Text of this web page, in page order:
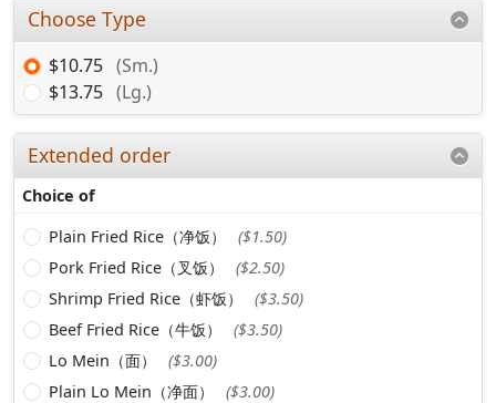
Choose Type
$10.75 (Sm.)
$13.75 (Lg.)
Extended order
Choice of
Plain Fried Rice（净饭）
($1.50)
Pork Fried Rice（叉饭）
($2.50)
Shrimp Fried Rice（虾饭）
($3.50)
Beef Fried Rice（牛饭）
($3.50)
Lo Mein（面）
($3.00)
Plain Lo Mein（净面）
($3.00)